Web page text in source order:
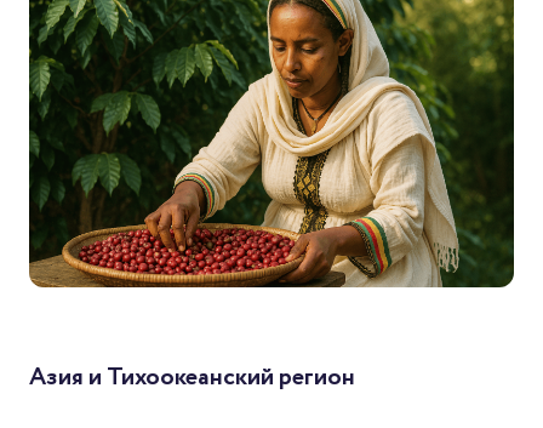
Азия и Тихоокеанский регион